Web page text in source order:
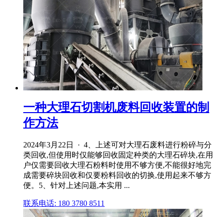
一种大理石切割机废料回收装置的制
作方法
2024年3月22日 · 4、上述可对大理石废料进行粉碎与分
类回收,但使用时仅能够回收固定种类的大理石碎块,在用
户仅需要回收大理石粉料时使用不够方便,不能很好地完
成需要碎块回收和仅要粉料回收的切换,使用起来不够方
便。5、针对上述问题,本实用 ...
联系电话: 180 3780 8511